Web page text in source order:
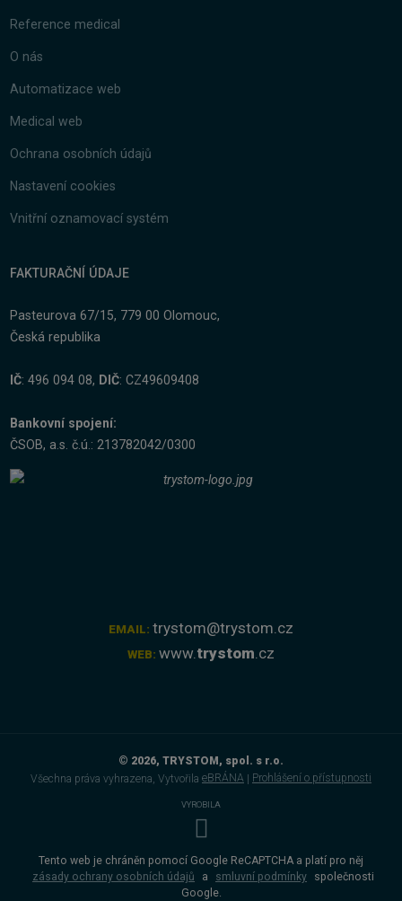
Reference medical
O nás
Automatizace web
Medical web
Ochrana osobních údajů
Nastavení cookies
Vnitřní oznamovací systém
FAKTURAČNÍ ÚDAJE
Pasteurova 67/15, 779 00 Olomouc,
Česká republika
IČ: 496 094 08, DIČ: CZ49609408
Bankovní spojení:
ČSOB, a.s. č.ú.: 213782042/0300
EMAIL: trystom@trystom.cz
WEB: www. trystom .cz
© 2026, TRYSTOM, spol. s r.o.
Všechna práva vyhrazena, Vytvořila eBRÁNA | Prohlášení o přístupnosti
VYROBILA
Tento web je chráněn pomocí Google ReCAPTCHA a platí pro něj
zásady ochrany osobních údajů
a smluvní podmínky
společnosti
Google.